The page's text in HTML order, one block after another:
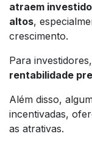
atraem
altos,
crescimento.
Para
rentabilidade
Além disso,
incentivadas,
as atrativas.